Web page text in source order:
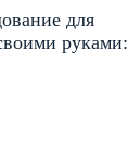
для
руками: